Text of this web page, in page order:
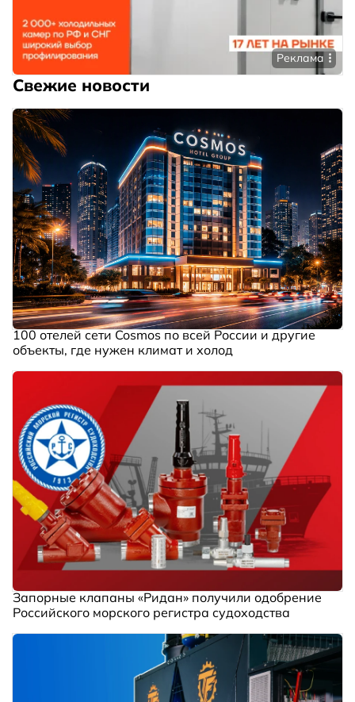
Реклама
Свежие новости
100 отелей сети Cosmos по всей России и другие
объекты, где нужен климат и холод
Запорные клапаны «Ридан» получили одобрение
Российского морского регистра судоходства